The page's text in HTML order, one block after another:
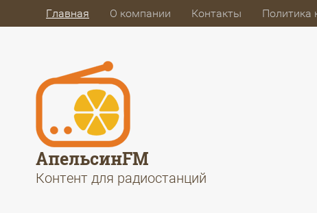
Главная О компании Контакты Политика
АпельсинFM
Контент для радиостанций